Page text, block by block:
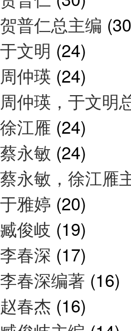
贺普仁总主编
于文明 (24)
周仲瑛 (24)
周仲瑛，于文明
徐江雁 (24)
蔡永敏 (24)
蔡永敏，徐江雁
于雅婷 (20)
臧俊岐 (19)
李春深 (17)
李春深编著 (16)
赵春杰 (16)